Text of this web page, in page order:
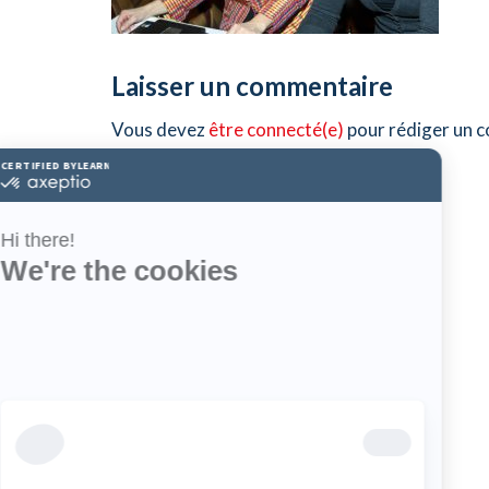
Laisser un commentaire
Vous devezêtre connecté(e) pour rédiger un